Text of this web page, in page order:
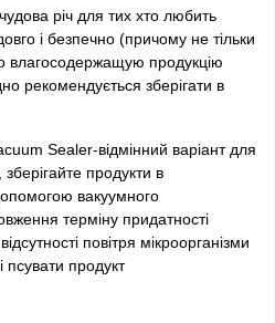
річ для тих хто любить
і безпечно (причому не тільки
влагосодержащую продукцію
рекомендується зберігати в
Sealer-відмінний варіант для
продукти в
вакуумного
терміну придатності
повітря мікроорганізми
продукт